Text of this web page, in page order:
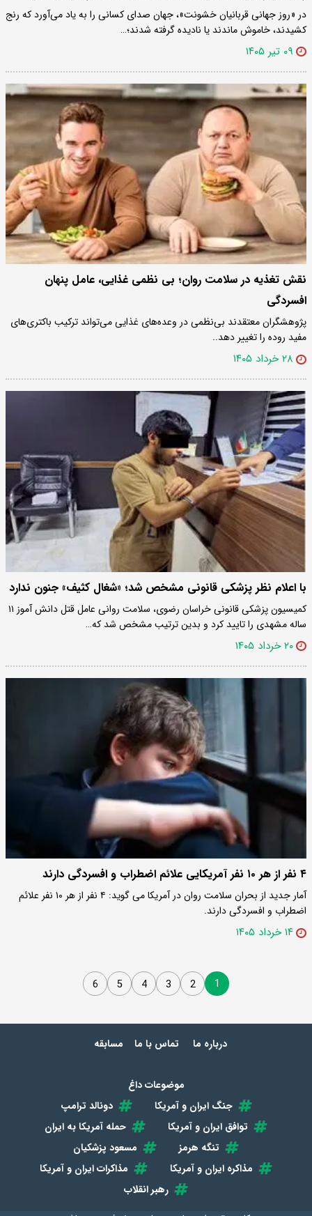
در «روز جهانی قربانیان خشونت»، جهان صدای کسانی را به یاد می‌آورد که رنج
کشیدند، خاموش ماندند یا نادیده گرفته شدند؛…
۰۹ تیر ۱۴۰۵
نقش تغذیه در سلامت روان؛ بی نظمی غذایی، عامل پنهان
افسردگی
پژوهشگران معتقدند بی‌نظمی در وعده‌های غذایی می‌تواند ترکیب باکتری‌های
مفید روده را تغییر دهد..
۲۸ خرداد ۱۴۰۵
با اعلام نظر پزشکی قانونی مشخص شد؛ «شغال کثیف» جنون ندارد
کمیسیون پزشکی قانونی خراسان رضوی، سلامت روانی عامل قتل دانش آموز ۱۱
ساله مشهدی را تایید کرد و بدین ترتیب مشخص شد که…
۲۰ خرداد ۱۴۰۵
۴ نفر از هر ۱۰ نفر آمریکایی علائم اضطراب و افسردگی دارند
آمار جدید از بحران سلامت روان در آمریکا می گوید: ۴ نفر از هر ۱۰ نفر علائم
اضطراب و افسردگی دارند.
۱۴ خرداد ۱۴۰۵
1
2
3
4
5
6
درباره ما تماس با ما مسابقه
موضوعات داغ
جنگ ایران و آمریکا
دونالد ترامپ
توافق ایران و آمریکا
حمله آمریکا به ایران
تنگه هرمز
مسعود پزشکیان
مذاکره ایران و آمریکا
مذاکرات ایران و آمریکا
رهبر انقلاب